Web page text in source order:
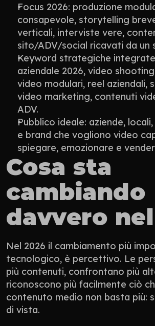
Focus 2026: produzione
consapevole, storytelling
verticali, interviste vere,
sito/ADV/social ricavati da un
Keyword strategiche
aziendale 2026, video
video modulari, reel aziendali,
video marketing, contenuti
ADV.
Pubblico ideale: aziende,
e brand che vogliono video
spiegare, emozionare e
Cosa sta
cambiando
davvero
Nel 2026 il cambiamento più
tecnologico, è percettivo. Le
più contenuti, confrontano più
riconoscono più facilmente ciò
contenuto medio non basta più:
di vista.